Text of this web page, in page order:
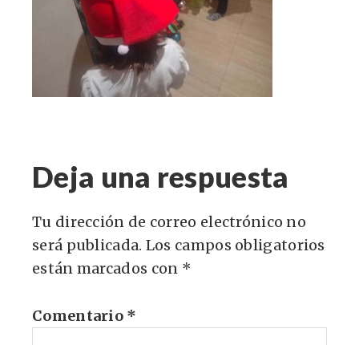
Deja una respuesta
Tu dirección de correo electrónico no
será publicada. Los campos obligatorios
están marcados con *
Comentario *